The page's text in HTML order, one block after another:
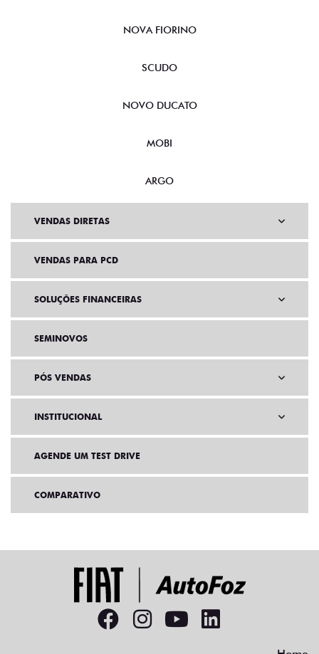
NOVA FIORINO
SCUDO
NOVO DUCATO
MOBI
ARGO
VENDAS DIRETAS
VENDAS PARA PCD
SOLUÇÕES FINANCEIRAS
SEMINOVOS
PÓS VENDAS
INSTITUCIONAL
AGENDE UM TEST DRIVE
COMPARATIVO